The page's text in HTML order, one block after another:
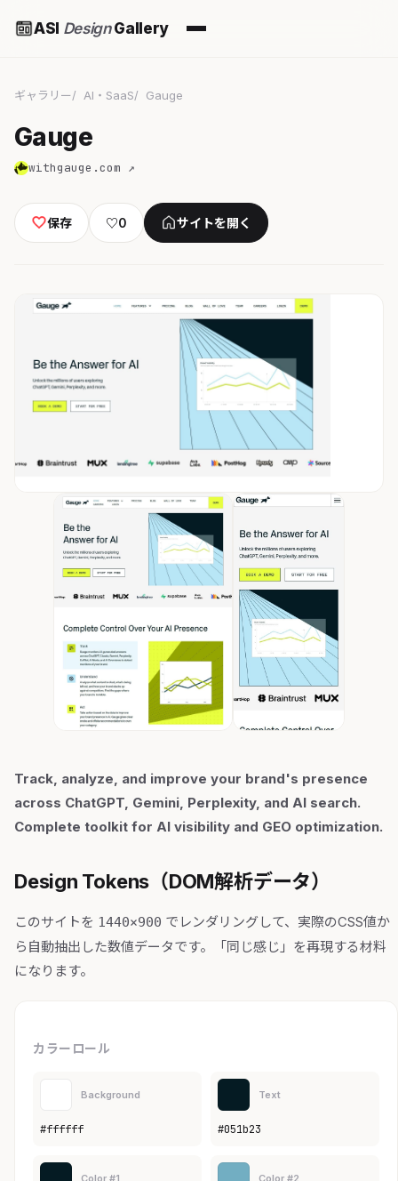
ASI DesignGallery
ギャラリー AI・SaaS Gauge
Gauge
withgauge.com ↗
保存 ♡0 サイトを開く
Track, analyze, and improve your brand's presence
across ChatGPT, Gemini, Perplexity, and AI search.
Complete toolkit for AI visibility and GEO optimization.
Design Tokens（DOM解析データ）
このサイトを 1440×900 でレンダリングして、実際のCSS値か
ら自動抽出した数値データです。「同じ感じ」を再現する材料
になります。
カラーロール
Background
#ffffff
Text
#051b23